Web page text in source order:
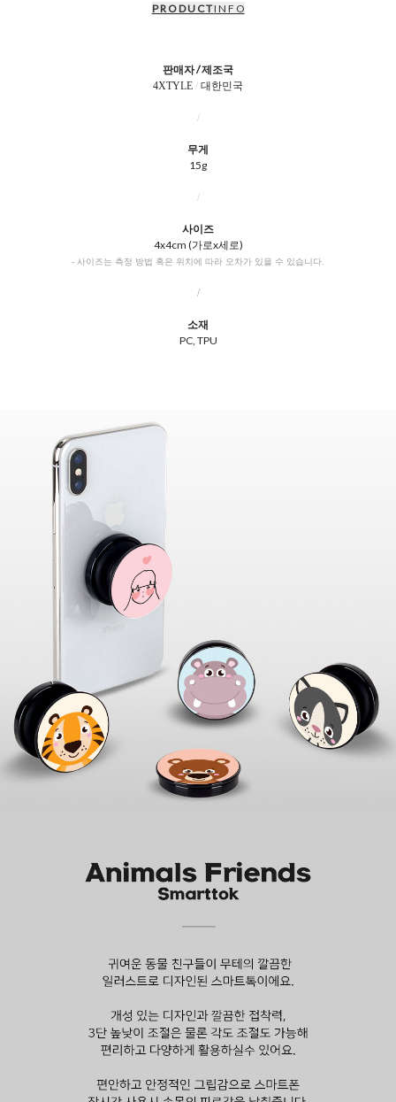
P R O D U C TI N F O
판매자 / 제조국
4XTYLE / 대한민국
/
무게
15g
/
사이즈
4x4cm (가로x세로)
- 사이즈는 측정 방법 혹은 위치에 따라 오차가 있을 수 있습니다.
/
소재
PC, TPU